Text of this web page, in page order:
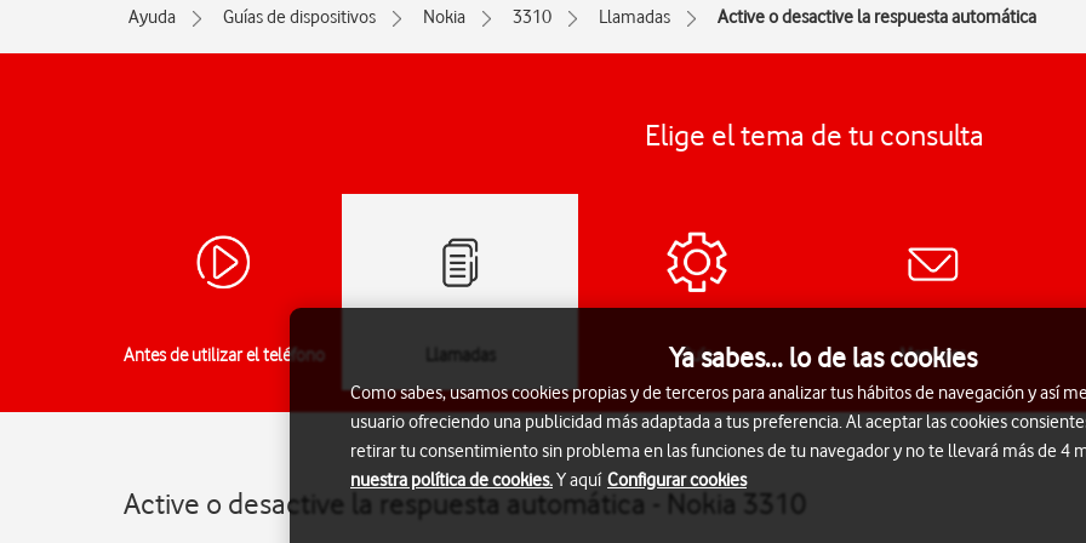
Ayuda Guías de dispositivos Nokia 3310 Llamadas Active o desactive la respuesta automática
Elige el tema de tu consulta
Antes de utilizar el teléfono Llamadas Guía Mensajes
Active o desactive la respuesta automática - Nokia 3310
Ya sabes... lo de las cookies
Como sabes, usamos cookies propias y de terceros para analizar tus hábitos de navegación y así
usuario ofreciendo una publicidad más adaptada a tus preferencia. Al aceptar las cookies
retirar tu consentimiento sin problema en las funciones de tu navegador y no te llevará más de 4
nuestra política de cookies.Y aquí Configurar cookies